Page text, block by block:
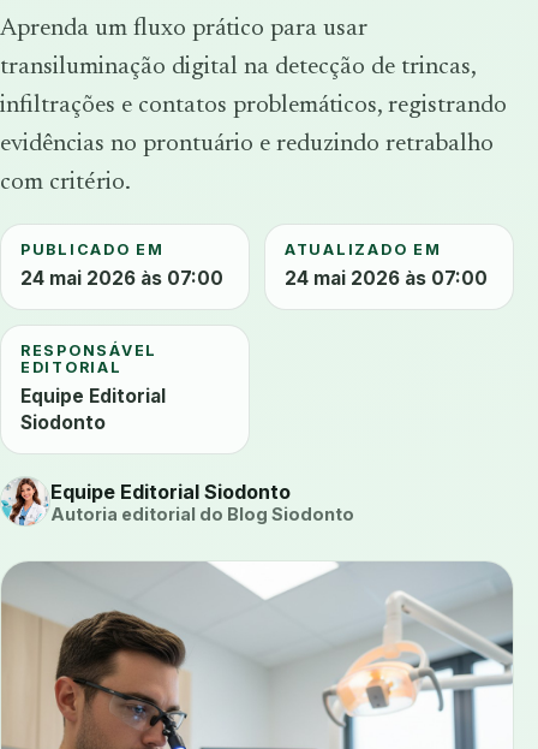
Aprenda um fluxo prático para usar
transiluminação digital na detecção de trincas,
infiltrações e contatos problemáticos, registrando
evidências no prontuário e reduzindo retrabalho
com critério.
PUBLICADO EM
24 mai 2026 às 07:00
ATUALIZADO EM
24 mai 2026 às 07:00
RESPONSÁVEL
EDITORIAL
Equipe Editorial
Siodonto
Equipe Editorial Siodonto
Autoria editorial do Blog Siodonto